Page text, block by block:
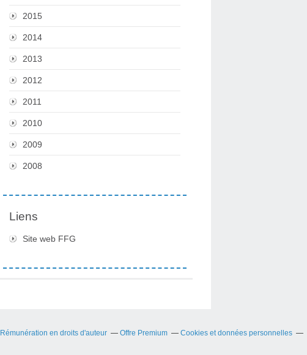
2015
2014
2013
2012
2011
2010
2009
2008
Liens
Site web FFG
Rémunération en droits d'auteur Offre Premium
Cookies et données personnelles